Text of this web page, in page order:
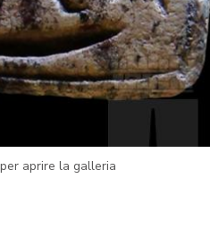
aprire la galleria